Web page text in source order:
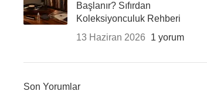
Başlanır? Sıfırdan
Koleksiyonculuk Rehberi
13 Haziran 2026
1 yorum
Son Yorumlar